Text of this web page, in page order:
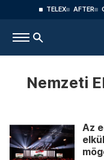
TELEX AFTER
Nemzeti
Az